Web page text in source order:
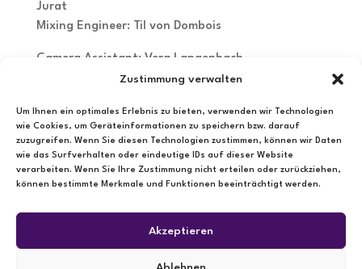
Zustimmung verwalten
Um Ihnen ein optimales Erlebnis zu bieten, verwenden wir Technologien
wie Cookies, um Geräteinformationen zu speichern bzw. darauf
zuzugreifen. Wenn Sie diesen Technologien zustimmen, können wir Daten
wie das Surfverhalten oder eindeutige IDs auf dieser Website
verarbeiten. Wenn Sie Ihre Zustimmung nicht erteilen oder zurückziehen,
können bestimmte Merkmale und Funktionen beeinträchtigt werden.
Akzeptieren
Jurat
Mixing Engineer: Til von Dombois
Camera Assistant: Vera Langenbach
Recorded on April 22nd 2023 at Popular
(https://www.popconventioncenter.de)
All Songs written and composed by Greta
Langenbach